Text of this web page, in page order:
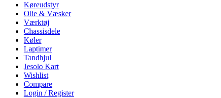
Køreudstyr
Olie & Væsker
Værktøj
Chassisdele
Køler
Laptimer
Tandhjul
Jesolo Kart
Wishlist
Compare
Login / Register